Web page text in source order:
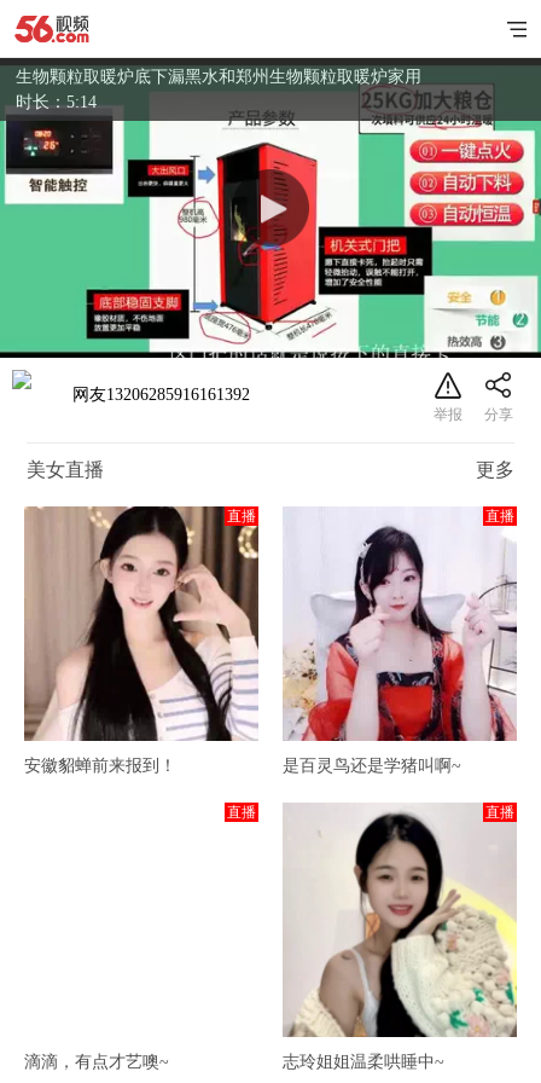
生物颗粒取暖炉底下漏黑水和郑州生物颗粒取暖炉家用
时长：5:14
网友13206285916161392
美女直播 更多
直播
安徽貂蝉前来报到！
直播
是百灵鸟还是学猪叫啊~
直播
滴滴，有点才艺噢~
直播
志玲姐姐温柔哄睡中~